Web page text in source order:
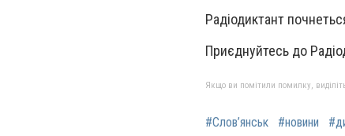
Радіодиктант
Приєднуйтесь до
Якщо ви помітили помилку,
#Слов’янськ #новини